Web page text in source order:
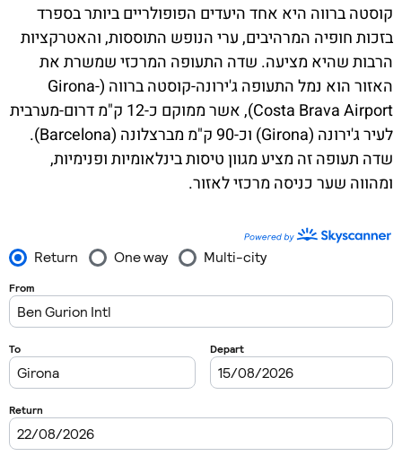
קוסטה ברווה היא אחד היעדים הפופולריים ביותר בספרד
בזכות חופיה המרהיבים, ערי הנופש התוססות, והאטרקציות
הרבות שהיא מציעה. שדה התעופה המרכזי שמשרת את
האזור הוא נמל התעופה ג'ירונה-קוסטה ברווה (Girona-
Costa Brava Airport), אשר ממוקם כ-12 ק"מ דרום-מערבית
לעיר ג'ירונה (Girona) וכ-90 ק"מ מברצלונה (Barcelona).
שדה תעופה זה מציע מגוון טיסות בינלאומיות ופנימיות,
ומהווה שער כניסה מרכזי לאזור.